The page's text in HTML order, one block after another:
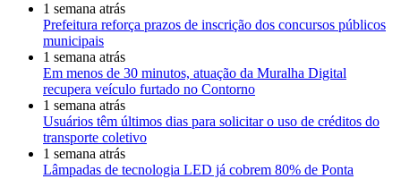
1 semana atrás
Prefeitura reforça prazos de inscrição dos concursos públicos
municipais
1 semana atrás
Em menos de 30 minutos, atuação da Muralha Digital
recupera veículo furtado no Contorno
1 semana atrás
Usuários têm últimos dias para solicitar o uso de créditos do
transporte coletivo
1 semana atrás
Lâmpadas de tecnologia LED já cobrem 80% de Ponta